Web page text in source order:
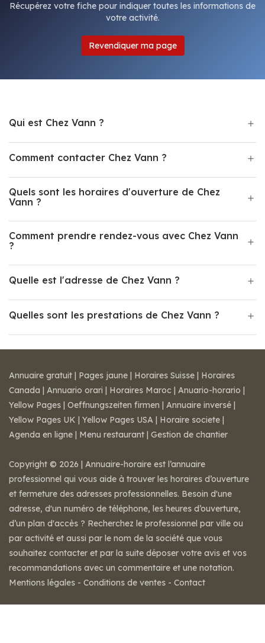
Récupérez votre fiche pour indiquer toutes les informations de
votre activité.
Revendiquer ma page
Qui est Chez Vann ?
Comment contacter Chez Vann ?
Quels sont les horaires d'ouverture de Chez
Vann ?
Comment prendre rendez-vous avec Chez Vann
?
Quelle est l'adresse de Chez Vann ?
Quelles sont les prestations de Chez Vann ?
Annuaire gratuit | Pages jaune | Horaires Suisse | Horaires
Canada | Annuario orari | Horaires Maroc | Anuario-horario |
Yellow Pages | Oeffnungszeiten firmen | Annuaire inversé |
Yellow Pages UK | Yellow Pages USA | Horaire societe |
Agenda en ligne | Menu restaurant | Gestion de chantier
Copyright © 2026 | Annuaire-horaire est l’annuaire
professionnel qui vous aide à trouver les horaires d’ouverture
et fermeture des adresses professionnelles. Besoin d'une
adresse, d'un numéro de téléphone, les heures d’ouverture,
d’un plan d'accès ? Recherchez le professionnel par ville ou
par activité et aussi par le nom de la société que vous
souhaitez contacter et par la suite déposer votre avis et vos
recommandations avec un commentaire et une notation.
Mentions légales - Conditions de ventes - Contact